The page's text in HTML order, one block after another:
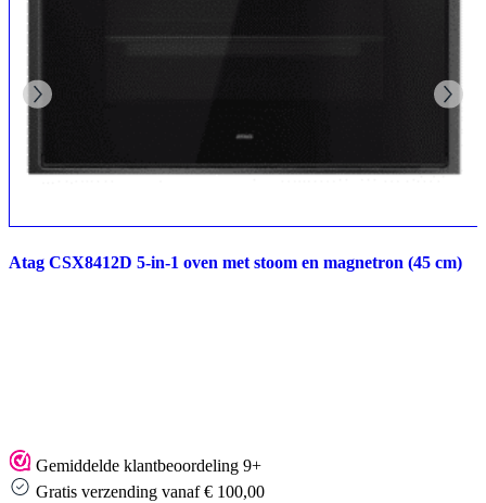
Atag CSX8412D 5-in-1 oven met stoom en magnetron (45 cm)
Gemiddelde klantbeoordeling 9+
Gratis verzending vanaf € 100,00